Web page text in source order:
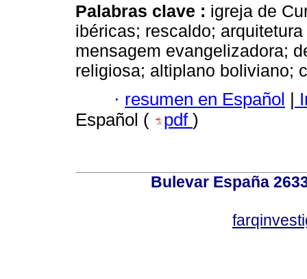
Palabras clave : igreja de
ibéricas; rescaldo;
mensagem evangelizadora;
religiosa; altiplano boliviano;
· resumen en Español
Español (
pdf )
Bulevar España